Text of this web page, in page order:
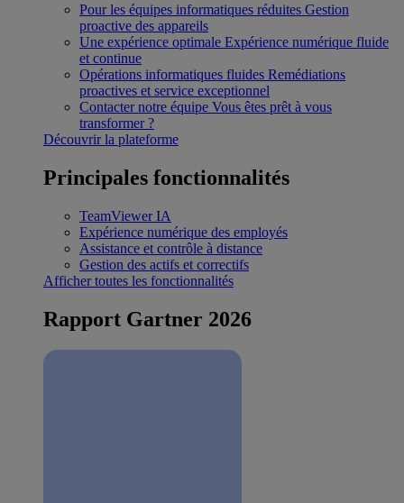
Pour les équipes informatiques réduites Gestion
proactive des appareils
Une expérience optimale Expérience numérique fluide
et continue
Opérations informatiques fluides Remédiations
proactives et service exceptionnel
Contacter notre équipe Vous êtes prêt à vous
transformer ?
Découvrir la plateforme
Principales fonctionnalités
TeamViewer IA
Expérience numérique des employés
Assistance et contrôle à distance
Gestion des actifs et correctifs
Afficher toutes les fonctionnalités
Rapport Gartner 2026